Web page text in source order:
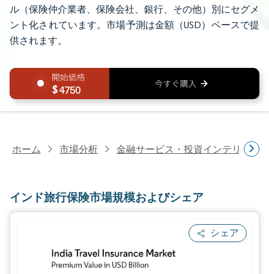
ル（保険仲介業者、保険会社、銀行、その他）別にセグメ
ント化されています。市場予測は金額（USD）ベースで提
供されます。
4750
ホーム 市場分析 金融サービス・投資インテリジェ
インド旅行保険市場規模およびシェア
シェア